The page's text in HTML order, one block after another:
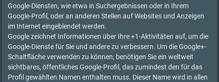
Google-Diensten, wie etwa in Suchergebnissen oder in Ihrem
Google-Profil, oder an anderen Stellen auf Websites und Anzeigen
im Internet eingeblendet werden.
Google zeichnet Informationen über Ihre +1-Aktivitäten auf, um die
Google-Dienste für Sie und andere zu verbessern. Um die Google+-
Schaltfläche verwenden zu können, benötigen Sie ein weltweit
sichtbares, öffentliches Google-Profil, das zumindest den für das
Profil gewählten Namen enthalten muss. Dieser Name wird in allen